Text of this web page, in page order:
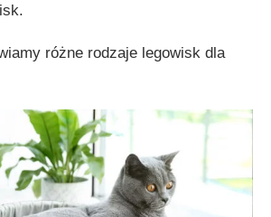
różne rodzaje legowisk dla